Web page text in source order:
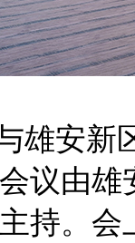
雄安新
议由
持。